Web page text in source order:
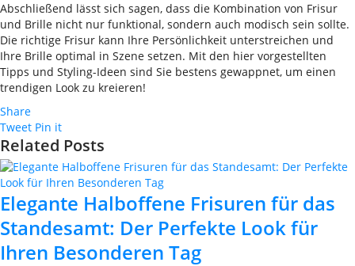
Abschließend lässt sich sagen, dass die Kombination von Frisur
und Brille nicht nur funktional, sondern auch modisch sein sollte.
Die richtige Frisur kann Ihre Persönlichkeit unterstreichen und
Ihre Brille optimal in Szene setzen. Mit den hier vorgestellten
Tipps und Styling-Ideen sind Sie bestens gewappnet, um einen
trendigen Look zu kreieren!
Share
Tweet Pin it
Related Posts
Elegante Halboffene Frisuren für das
Standesamt: Der Perfekte Look für
Ihren Besonderen Tag